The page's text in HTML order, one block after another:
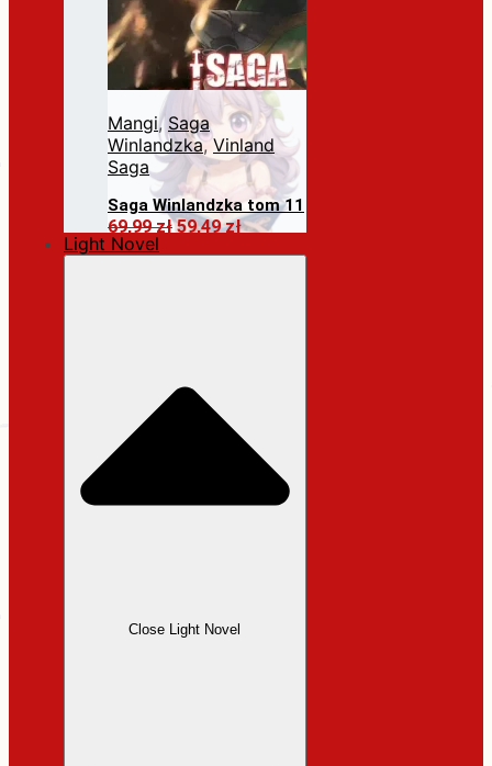
Mangi, Saga
Winlandzka, Vinland
Saga
Saga Winlandzka tom 11
69,99złPierwotna
59,49złAktualna
Dodaj do koszyka
Light Novel
Close Light Novel